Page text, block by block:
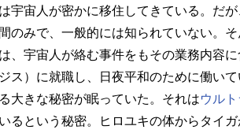
宇宙人が密かに移住してきている。だ
のみで、一般的には知られていない。
、宇宙人が絡む事件をもその業務内容
ジス）に就職し、日夜平和のために働い
大きな秘密が眠っていた。それはウル
るという秘密。ヒロユキの体からタイ